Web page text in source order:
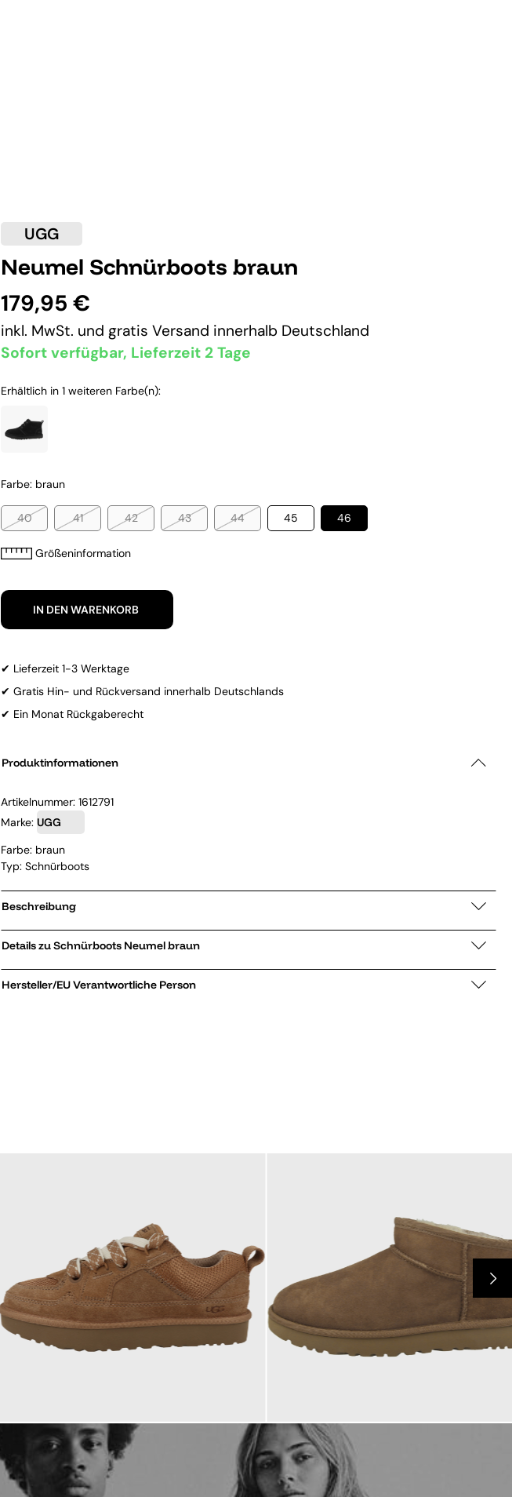
UGG
Neumel Schnürboots braun
179,95 €
inkl. MwSt. und gratis Versand innerhalb Deutschland
Sofort verfügbar, Lieferzeit 2 Tage
Erhältlich in 1 weiteren Farbe(n):
Farbe: braun
40 41 42 43 44 45 46
Größeninformation
IN DEN WARENKORB
✔ Lieferzeit 1-3 Werktage
✔ Gratis Hin- und Rückversand innerhalb Deutschlands
✔ Ein Monat Rückgaberecht
Produktinformationen
Artikelnummer: 1612791
Marke: UGG
Farbe: braun
Typ: Schnürboots
Beschreibung
Details zu Schnürboots Neumel braun
Hersteller/EU Verantwortliche Person